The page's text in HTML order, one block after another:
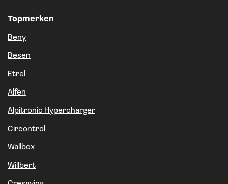
Topmerken
Beny
Besen
Etrel
Alfen
Alpitronic Hypercharger
Circontrol
Wallbox
Willbert